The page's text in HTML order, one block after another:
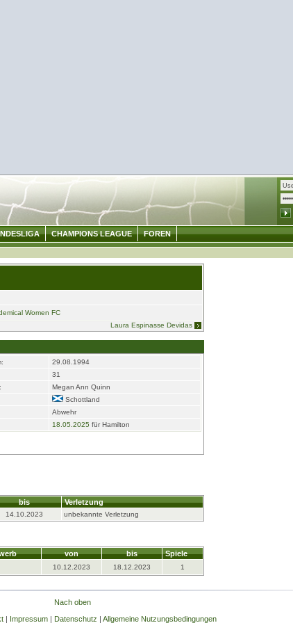
Women FC
Laura Espinasse Devidas
29.08.1994
31
Megan Ann Quinn
Schottland
Abwehr
18.05.2025 für Hamilton
bis Verletzung
14.10.2023 unbekannte Verletzung
von bis Spiele
10.12.2023 18.12.2023 1
Nach oben
| Impressum| Datenschutz | Allgemeine Nutzungsbedingungen
CHAMPIONS LEAGUE FOREN